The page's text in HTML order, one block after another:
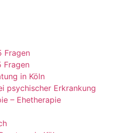
Fragen
Fragen
in Köln
psychischer Erkrankung
– Ehetherapie